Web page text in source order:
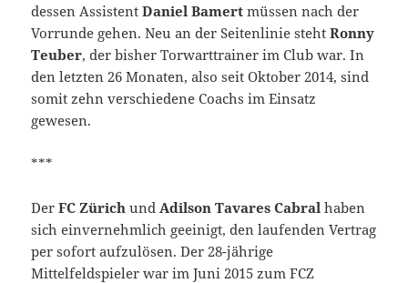
dessen AssistentDaniel Bamert müssen nach der
Vorrunde gehen. Neu an der Seitenlinie stehtRonny
Teuber, der bisher Torwarttrainer im Club war. In
den letzten 26 Monaten, also seit Oktober 2014, sind
somit zehn verschiedene Coachs im Einsatz
gewesen.
***
Der FC Zürich und Adilson Tavares Cabral haben
sich einvernehmlich geeinigt, den laufenden Vertrag
per sofort aufzulösen. Der 28-jährige
Mittelfeldspieler war im Juni 2015 zum FCZ